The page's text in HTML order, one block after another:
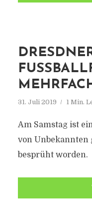
EHRFACH
31. Juli 2019 1 Min.
Am Samstag ist
von Unbekannten
besprüht worden.